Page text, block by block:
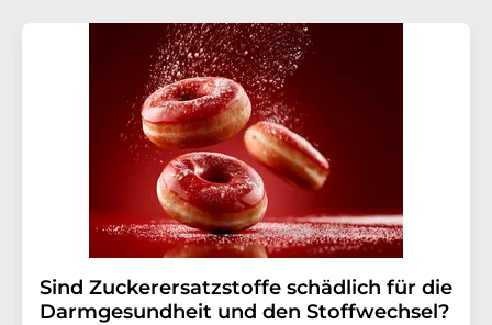
Str. 2, 12489 Berlin oder per E-Mail unter
widerruf@lumitos.commit Wirkung für die Zukunft
widerrufen. Zudem ist in jeder E-Mail ein Link zur
Abbestellung des entsprechenden Newsletters
Sind Zuckerersatzstoffe schädlich für die
Darmgesundheit und den Stoffwechsel?